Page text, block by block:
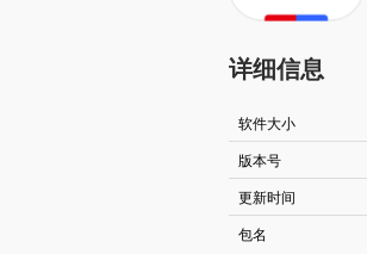
详细信息
软件大小
版本号
更新时间
包名